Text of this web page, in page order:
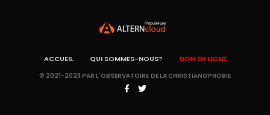
ACCUEIL QUI SOMMES-NOUS? DON EN LIGNE
© 2021-2023 PAR L'OBSERVATOIRE DE LA CHRISTIANOPHOBIE